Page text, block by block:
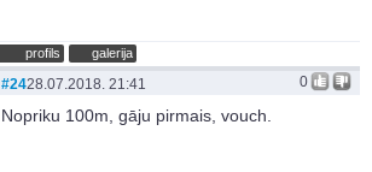
profils galerija
0
#2428.07.2018. 21:41
Nopriku 100m, gāju pirmais, vouch.